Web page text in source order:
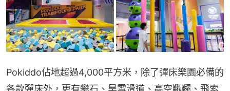
Pokiddo佔地超過4,000平方米，除了彈床樂園必備的
各款彈床外，更有攀石、旱雪滑道、高空鞦韆、飛索